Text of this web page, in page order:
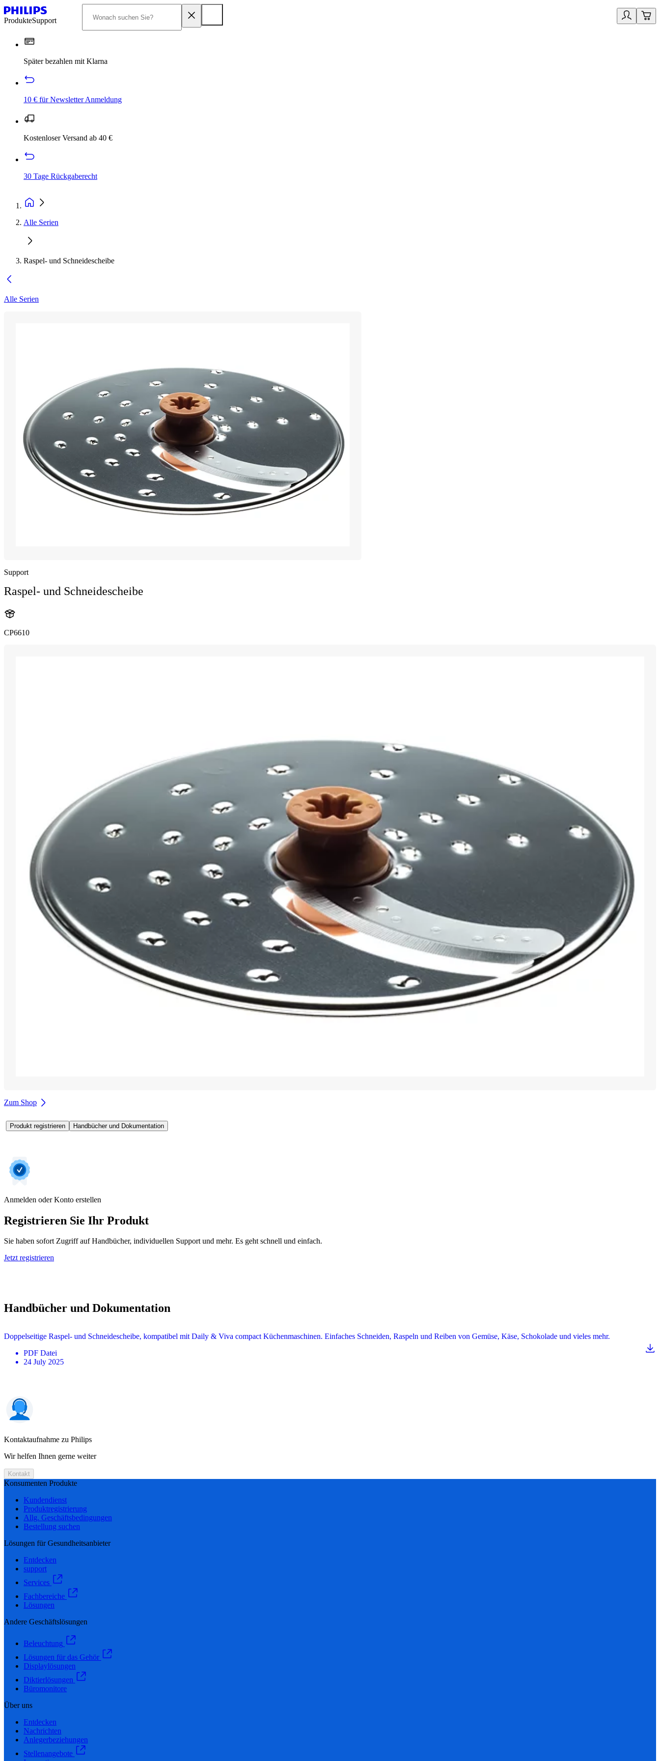
ProdukteSupport
Später bezahlen mit Klarna
10 € für Newsletter Anmeldung
Kostenloser Versand ab 40 €
30 Tage Rückgaberecht
Alle Serien
Raspel- und Schneidescheibe
Alle Serien
Support
Raspel- und Schneidescheibe
CP6610
Zum Shop
Produkt registrieren Handbücher und Dokumentation
Anmelden oder Konto erstellen
Registrieren Sie Ihr Produkt
Sie haben sofort Zugriff auf Handbücher, individuellen Support und mehr. Es geht schnell und einfach.
Jetzt registrieren
Handbücher und Dokumentation
Doppelseitige Raspel- und Schneidescheibe, kompatibel mit Daily & Viva compact Küchenmaschinen. Einfaches Schneiden, Raspeln und Reiben von Gemüse, Käse, Schokolade und vieles mehr.
PDF Datei
24 July 2025
Kontaktaufnahme zu Philips
Wir helfen Ihnen gerne weiter
Kontakt
Konsumenten Produkte
Kundendienst
Produktregistrierung
Allg. Geschäftsbedingungen
Bestellung suchen
Lösungen für Gesundheitsanbieter
Entdecken
support
Services
Fachbereiche
Lösungen
Andere Geschäftslösungen
Beleuchtung
Lösungen für das Gehör
Displaylösungen
Diktierlösungen
Büromonitore
Über uns
Entdecken
Nachrichten
Anlegerbeziehungen
Stellenangebote